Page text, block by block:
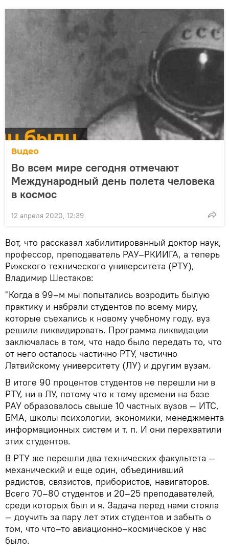
Видео
Во всем мире сегодня отмечают
Международный день полета человека
в космос
12 апреля 2020, 12:39
Вот, что рассказал хабилитированный доктор наук,
профессор, преподаватель РАУ–РКИИГА, а теперь
Рижского технического университета (РТУ),
Владимир Шестаков:
"Когда в 99–м мы попытались возродить былую
практику и набрали студентов по всему миру,
которые съехались к новому учебному году, вуз
решили ликвидировать. Программа ликвидации
заключалась в том, что надо было передать то, что
от него осталось частично РТУ, частично
Латвийскому университету (ЛУ) и другим вузам.
В итоге 90 процентов студентов не перешли ни в
РТУ, ни в ЛУ, потому что к тому времени на базе
РАУ образовалось свыше 10 частных вузов — ИТС,
БМА, школы психологии, экономики, менеджмента
информационных систем и т. п. И они перехватили
этих студентов.
В РТУ же перешли два технических факультета —
механический и еще один, объединивший
радистов, связистов, прибористов, навигаторов.
Всего 70–80 студентов и 20–25 преподавателей,
среди которых был и я. Задача перед нами стояла
— доучить за пару лет этих студентов и забыть о
том, что что–то авиационно–космическое у нас
было.